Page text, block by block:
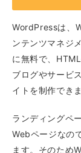
WordPressは、
ンテンツマネジ
に無料で、
ブログやサービ
イトを制作できま
ランディングペ
Webページなの
ます。そのため